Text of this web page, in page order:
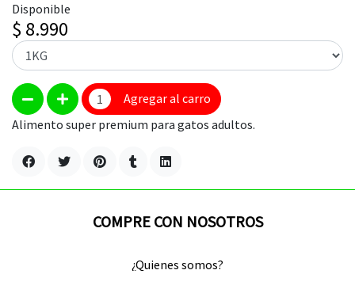
Disponible
$ 8.990
Agregar al carro
Alimento super premium para gatos adultos.
COMPRE CON NOSOTROS
¿Quienes somos?